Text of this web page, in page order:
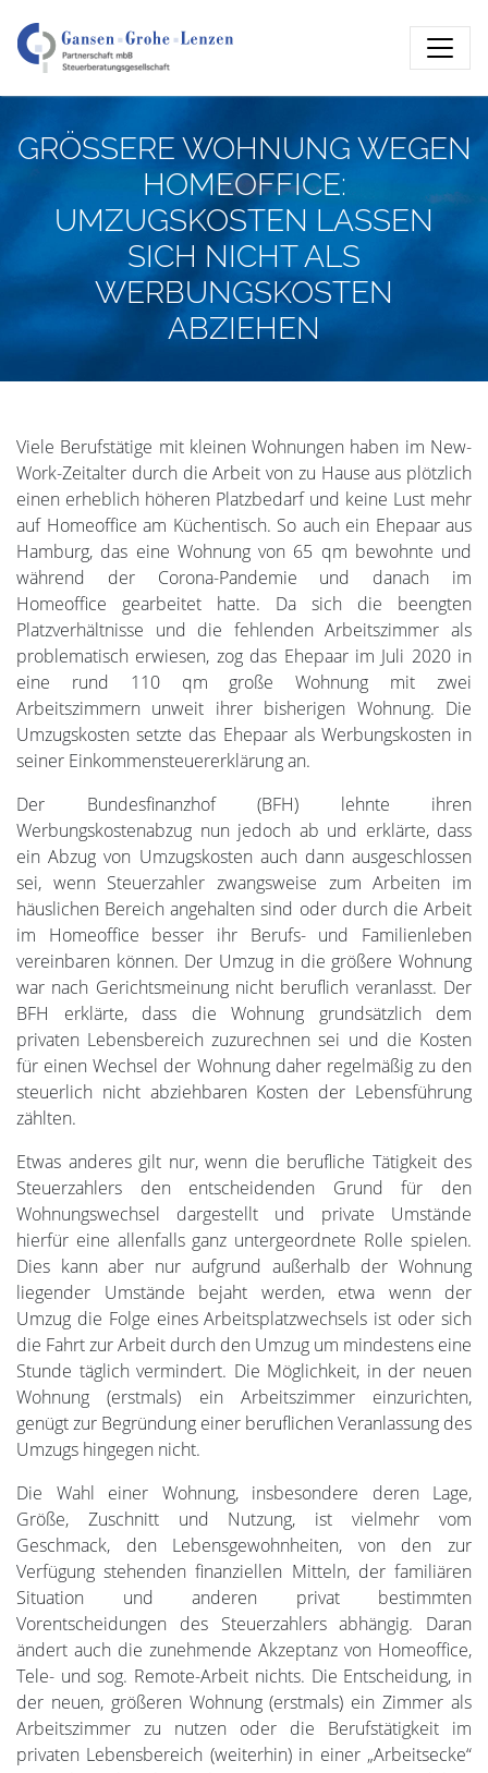
GRÖSSERE WOHNUNG WEGEN
HOMEOFFICE:
UMZUGSKOSTEN LASSEN
SICH NICHT ALS
WERBUNGSKOSTEN
ABZIEHEN
Viele Berufstätige mit kleinen Wohnungen haben im New-
Work-Zeitalter durch die Arbeit von zu Hause aus plötzlich
einen erheblich höheren Platzbedarf und keine Lust mehr
auf Homeoffice am Küchentisch. So auch ein Ehepaar aus
Hamburg, das eine Wohnung von 65 qm bewohnte und
während der Corona-Pandemie und danach im
Homeoffice gearbeitet hatte. Da sich die beengten
Platzverhältnisse und die fehlenden Arbeitszimmer als
problematisch erwiesen, zog das Ehepaar im Juli 2020 in
eine rund 110 qm große Wohnung mit zwei
Arbeitszimmern unweit ihrer bisherigen Wohnung. Die
Umzugskosten setzte das Ehepaar als Werbungskosten in
seiner Einkommensteuererklärung an.
Der Bundesfinanzhof (BFH) lehnte ihren
Werbungskostenabzug nun jedoch ab und erklärte, dass
ein Abzug von Umzugskosten auch dann ausgeschlossen
sei, wenn Steuerzahler zwangsweise zum Arbeiten im
häuslichen Bereich angehalten sind oder durch die Arbeit
im Homeoffice besser ihr Berufs- und Familienleben
vereinbaren können. Der Umzug in die größere Wohnung
war nach Gerichtsmeinung nicht beruflich veranlasst. Der
BFH erklärte, dass die Wohnung grundsätzlich dem
privaten Lebensbereich zuzurechnen sei und die Kosten
für einen Wechsel der Wohnung daher regelmäßig zu den
steuerlich nicht abziehbaren Kosten der Lebensführung
zählten.
Etwas anderes gilt nur, wenn die berufliche Tätigkeit des
Steuerzahlers den entscheidenden Grund für den
Wohnungswechsel dargestellt und private Umstände
hierfür eine allenfalls ganz untergeordnete Rolle spielen.
Dies kann aber nur aufgrund außerhalb der Wohnung
liegender Umstände bejaht werden, etwa wenn der
Umzug die Folge eines Arbeitsplatzwechsels ist oder sich
die Fahrt zur Arbeit durch den Umzug um mindestens eine
Stunde täglich vermindert. Die Möglichkeit, in der neuen
Wohnung (erstmals) ein Arbeitszimmer einzurichten,
genügt zur Begründung einer beruflichen Veranlassung des
Umzugs hingegen nicht.
Die Wahl einer Wohnung, insbesondere deren Lage,
Größe, Zuschnitt und Nutzung, ist vielmehr vom
Geschmack, den Lebensgewohnheiten, von den zur
Verfügung stehenden finanziellen Mitteln, der familiären
Situation und anderen privat bestimmten
Vorentscheidungen des Steuerzahlers abhängig. Daran
ändert auch die zunehmende Akzeptanz von Homeoffice,
Tele- und sog. Remote-Arbeit nichts. Die Entscheidung, in
der neuen, größeren Wohnung (erstmals) ein Zimmer als
Arbeitszimmer zu nutzen oder die Berufstätigkeit im
privaten Lebensbereich (weiterhin) in einer „Arbeitsecke“